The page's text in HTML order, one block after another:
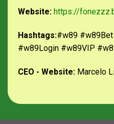
Website: https://
Hashtags:#w89
#w89Login #w89VIP
CEO - Website: Marcelo